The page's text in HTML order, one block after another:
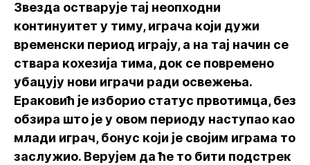
Звезда остварује тај неопходни
континуитет у тиму, играча који дужи
временски период играју, а на тај начин се
ствара кохезија тима, док се повремено
убацују нови играчи ради освежења.
Ераковић је изборио статус првотимца, без
обзира што је у овом периоду наступао као
млади играч, бонус који је својим играма то
заслужио. Верујем да ће то бити подстрек